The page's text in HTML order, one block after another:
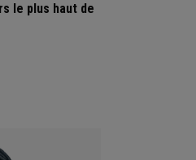
le plus haut de